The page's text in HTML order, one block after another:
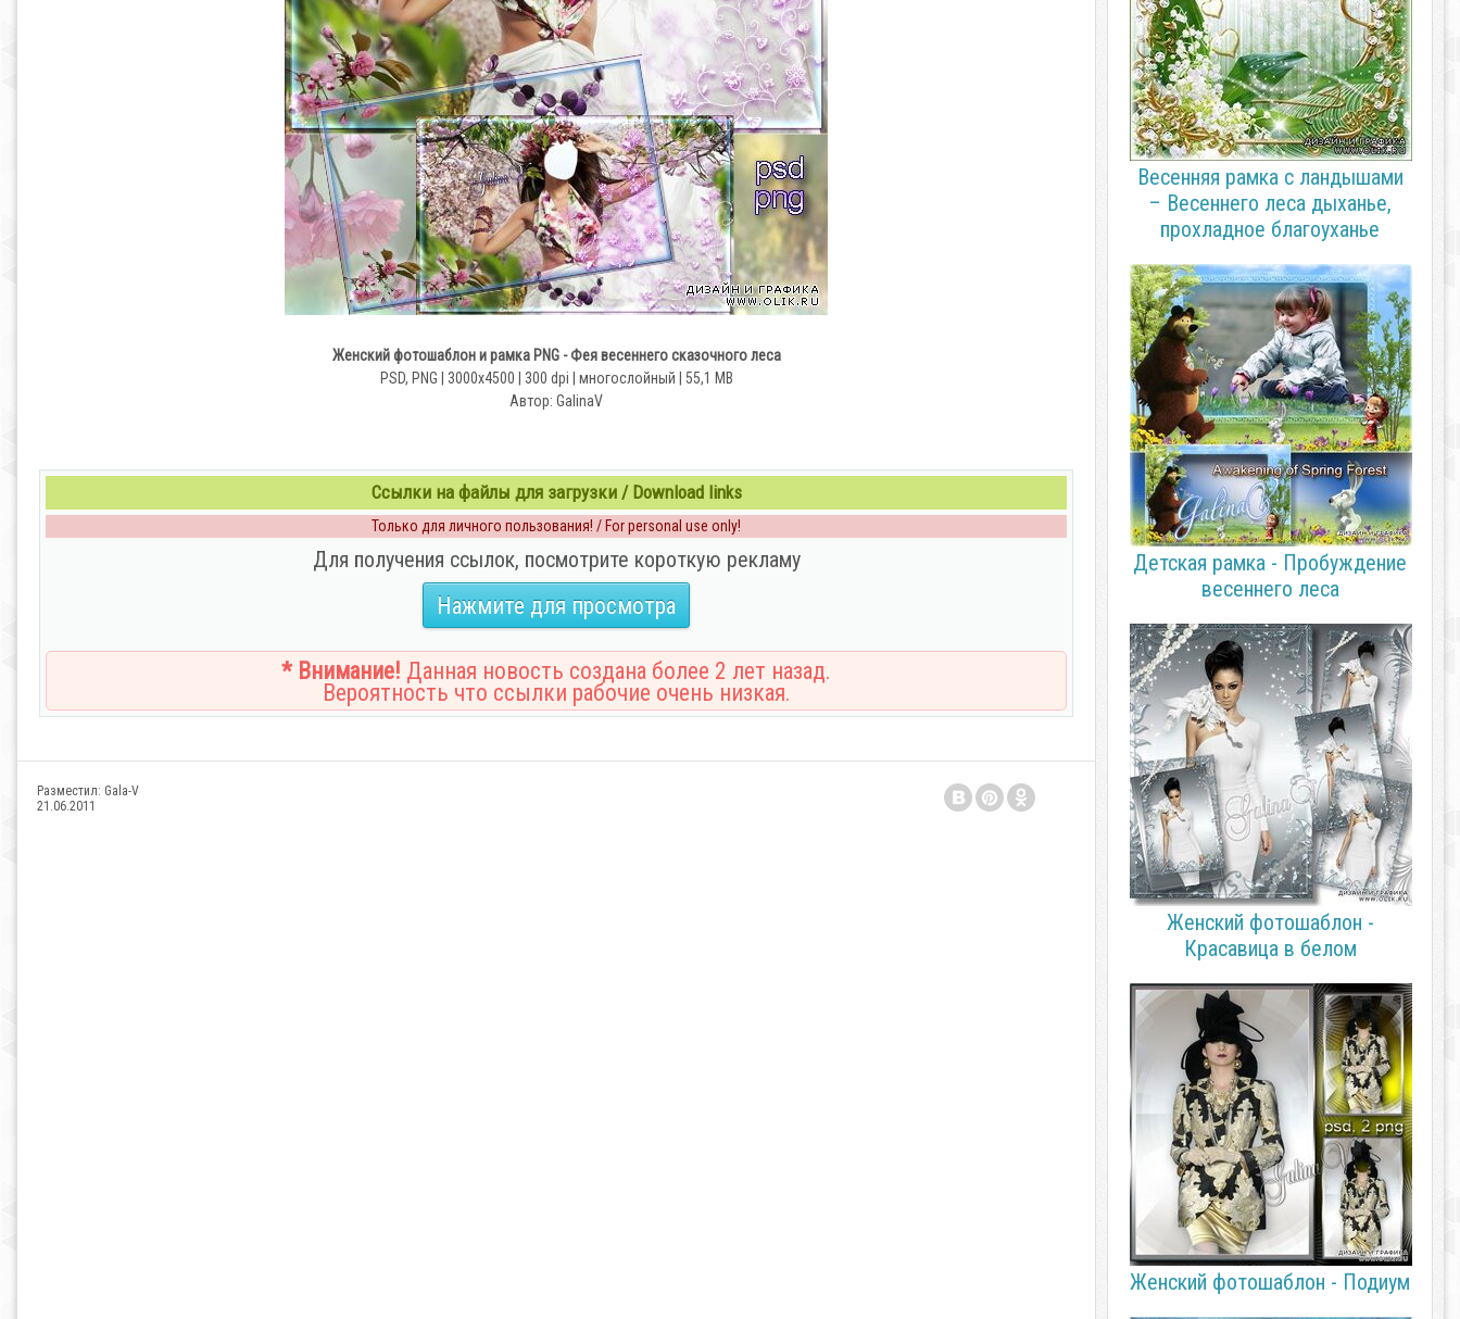
Женский фотошаблон и рамка PNG - Фея весеннего сказочного леса
PSD, PNG | 3000x4500 | 300 dpi | многослойный | 55,1 MB
Автор: GalinaV
Ссылки на файлы для загрузки / Download links
Только для личного пользования! / For personal use only!
Для получения ссылок, посмотрите короткую рекламу
Нажмите для просмотра
* Внимание! Данная новость создана более 2 лет назад.
Вероятность что ссылки рабочие очень низкая.
Разместил: Gala-V
21.06.2011
Весенняя рамка с ландышами
– Весеннего леса дыханье,
прохладное благоуханье
Детская рамка - Пробуждение
весеннего леса
Женский фотошаблон -
Красавица в белом
Женский фотошаблон - Подиум